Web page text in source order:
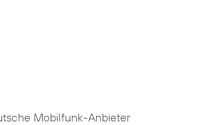
Mobilfunk-Anbieter